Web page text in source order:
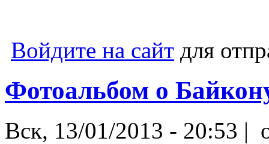
Войдите на сайт для
Фотоальбом о
Вск, 13/01/2013 - 20:53 |